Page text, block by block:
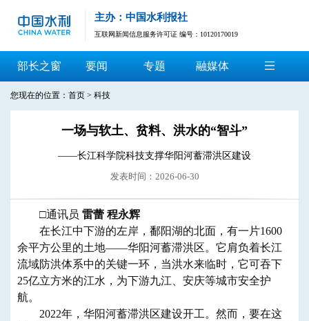
主办：中国水利报社
互联网新闻信息服务许可证 编号：10120170019
部长之窗 要闻 专题 融媒体
您现在的位置： 首页 > 科技
一场与软土、贫料、洪水的“智斗”
——长江科学院科技支撑华阳河蓄滞洪区建设
发表时间：2026-06-30
□通讯员 雷蕾 程永辉
在长江中下游的左岸，鄱阳湖的北面，有一片1600
余平方公里的土地——华阳河蓄滞洪区。它肩负着长江
流域防洪体系中的关键一环，当洪水来临时，它可吞下
25亿立方米的江水，为下游九江、安庆等城市安全护
航。
2022年，华阳河蓄滞洪区建设开工。然而，要在这